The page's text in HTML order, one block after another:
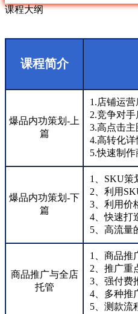
课程大纲
课程简介
爆品内功策划-上
篇
1.店铺运
2.竞争对
3.高点击
4.高转化详
5.快速制
爆品内功策划-下
篇
1、SKU策
2、利用
3、利用价
4、快速打
5、高流量
商品推广与全店
托管
1、商品推
2、推广重
3、强付费
4、多种推
5、测款流